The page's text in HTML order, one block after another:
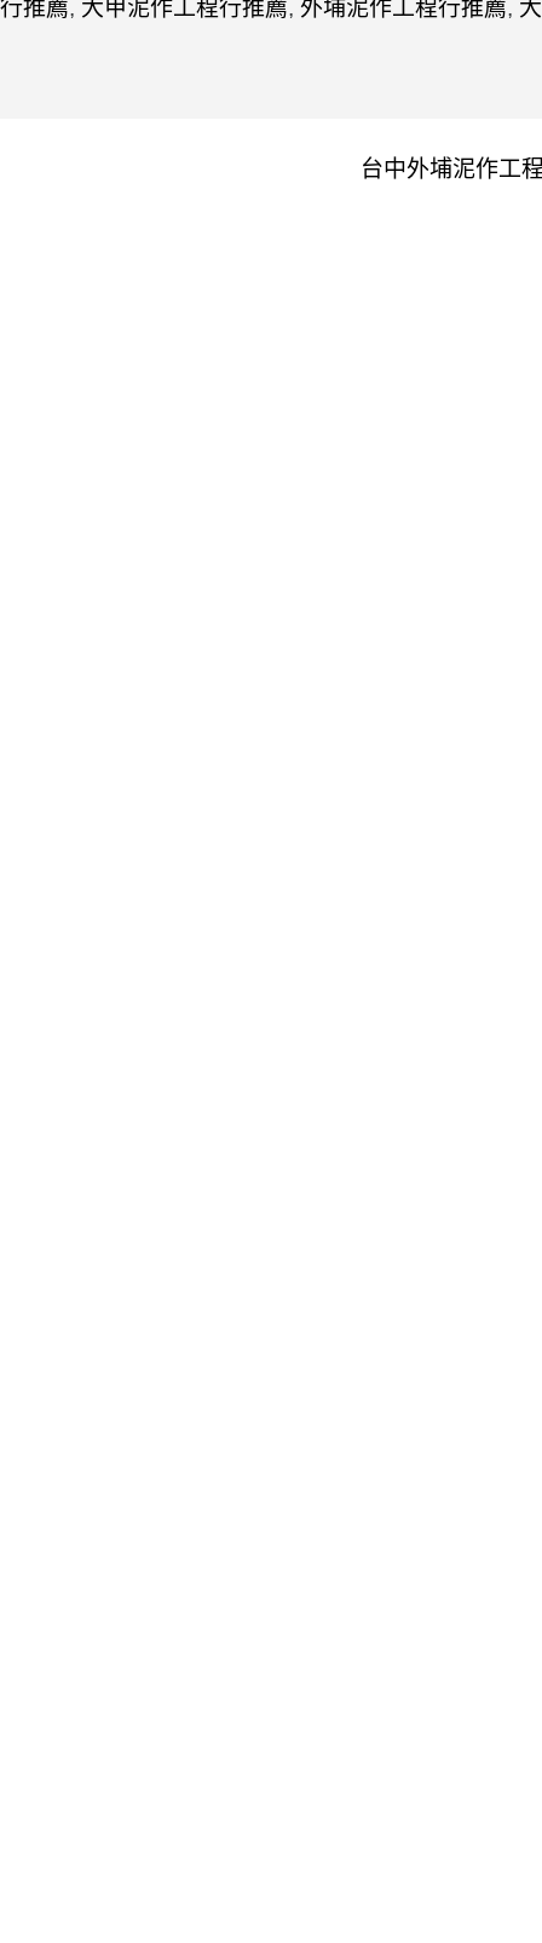
行推薦, 大甲泥作工程行推薦, 外埔泥作工程行推薦,
台中外埔泥作工